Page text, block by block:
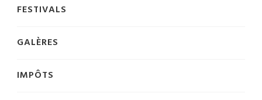
FESTIVALS
GALÈRES
IMPÔTS